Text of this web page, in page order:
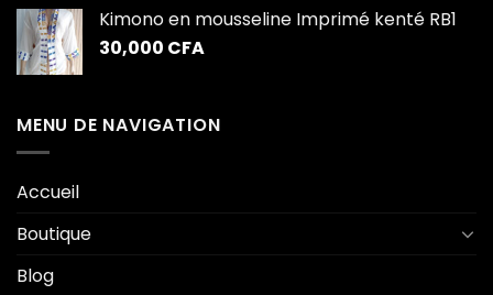
Kimono en mousseline Imprimé kenté RB1
30,000 CFA
MENU DE NAVIGATION
Accueil
Boutique
Blog